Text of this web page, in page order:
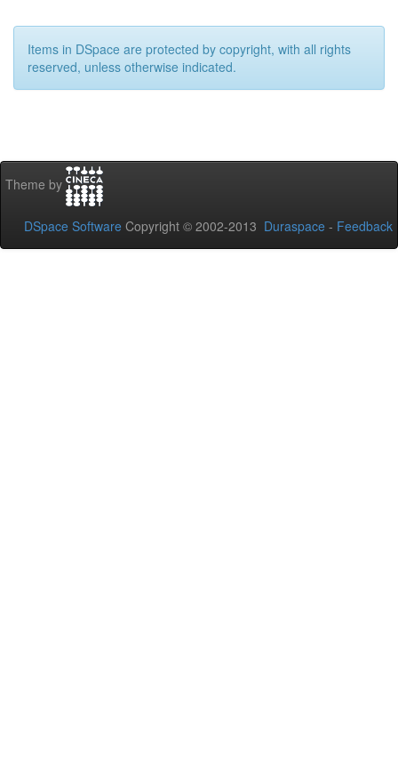
Items in DSpace are protected by copyright, with all rights
reserved, unless otherwise indicated.
Theme by
DSpace Software Copyright © 2002-2013 Duraspace - Feedback